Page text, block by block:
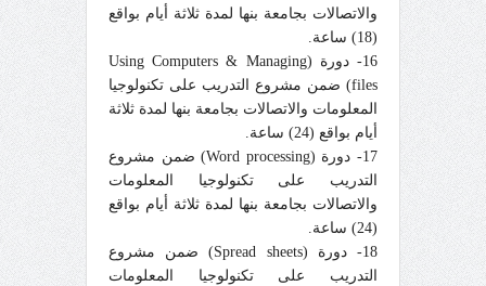
والاتصالات بجامعة بنها لمدة ثلاثة أيام بواقع
(18) ساعة.
16- دورة (Using Computers & Managing
files) ضمن مشروع التدريب على تكنولوجيا
المعلومات والاتصالات بجامعة بنها لمدة ثلاثة
أيام بواقع (24) ساعة.
17- دورة (Word processing) ضمن مشروع
التدريب على تكنولوجيا المعلومات
والاتصالات بجامعة بنها لمدة ثلاثة أيام بواقع
(24) ساعة.
18- دورة (Spread sheets) ضمن مشروع
التدريب على تكنولوجيا المعلومات